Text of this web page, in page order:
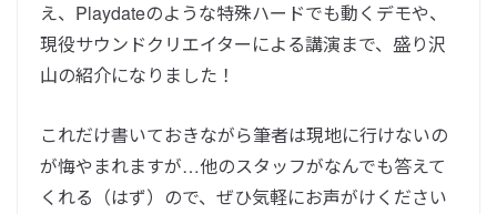
え、Playdateのような特殊ハードでも動くデモや、
現役サウンドクリエイターによる講演まで、盛り沢
山の紹介になりました！
これだけ書いておきながら筆者は現地に行けないの
が悔やまれますが…他のスタッフがなんでも答えて
くれる（はず）ので、ぜひ気軽にお声がけください